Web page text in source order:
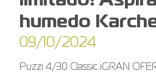
humedo
09/10/2024
Puzzi 4/30 Classic ¡GRAN